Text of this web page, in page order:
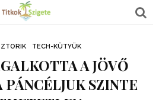
TECH-KÜTYÜK
A JÖVŐ
SZINTE